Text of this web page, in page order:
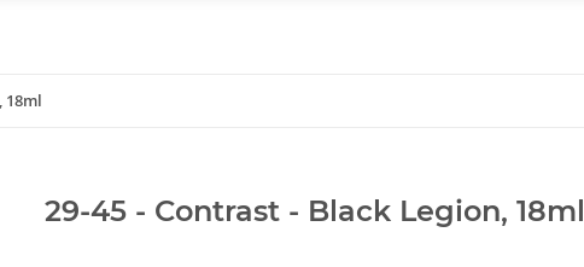
18ml
29-45 - Contrast - Black Legion, 18ml